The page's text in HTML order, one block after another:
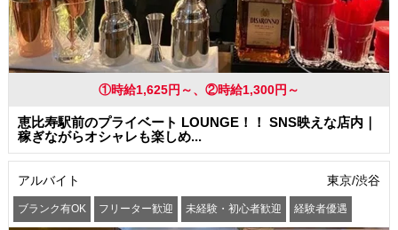
①時給1,625円～、②時給1,300円～
恵比寿駅前のプライベート LOUNGE！！ SNS映えな店内｜
稼ぎながらオシャレも楽しめ...
アルバイト 東京/渋谷
ブランク有OK フリーター歓迎 未経験・初心者歓迎 経験者優遇